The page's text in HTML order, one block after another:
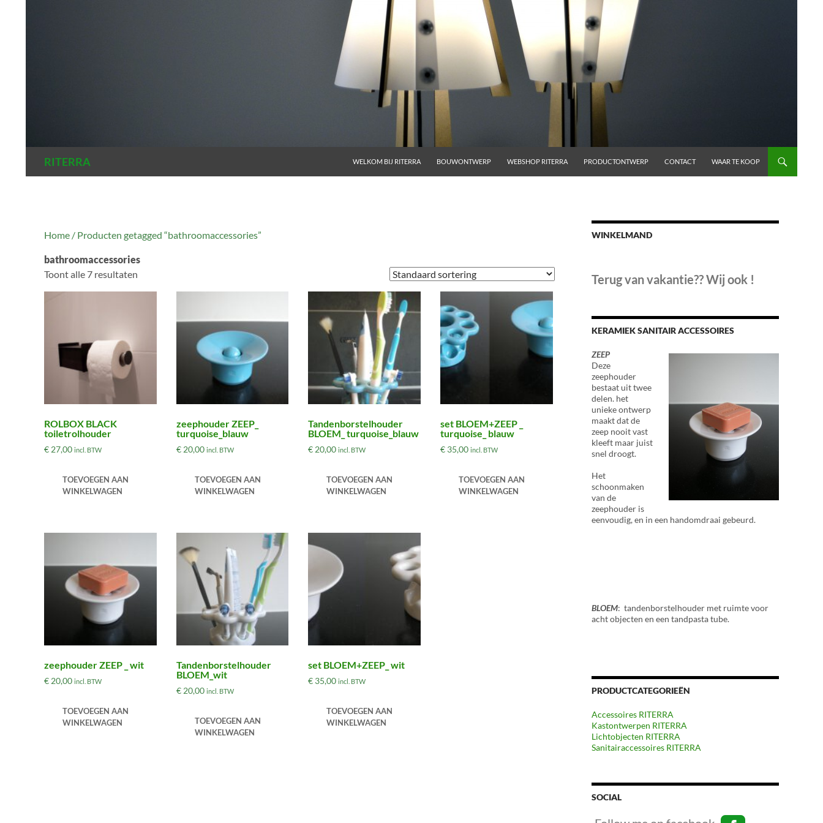
RITERRA
WELKOM BIJ RITERRA
BOUWONTWERP WEBSHOP RITERRA PRODUCTONTWERP CONTACT WAAR TE KOOP
Home / Producten getagged “bathroomaccessories”
bathroomaccessories
Toont alle 7 resultaten
ROLBOX BLACK
toiletrolhouder
€ 27,00 incl. BTW
TOEVOEGEN AAN
WINKELWAGEN
zeephouder ZEEP_
turquoise_blauw
€20,00 incl. BTW
TOEVOEGEN AAN
WINKELWAGEN
Tandenborstelhouder
BLOEM_ turquoise_blauw
€ 20,00 incl. BTW
TOEVOEGEN AAN
WINKELWAGEN
set BLOEM+ZEEP _
turquoise_ blauw
€35,00 incl. BTW
TOEVOEGEN AAN
WINKELWAGEN
zeephouder ZEEP _ wit
€ 20,00 incl. BTW
TOEVOEGEN AAN
WINKELWAGEN
Tandenborstelhouder
BLOEM_wit
€20,00 incl. BTW
TOEVOEGEN AAN
WINKELWAGEN
set BLOEM+ZEEP_ wit
€ 35,00 incl. BTW
TOEVOEGEN AAN
WINKELWAGEN
WINKELMAND
Terug van vakantie?? Wij ook !
KERAMIEK SANITAIR ACCESSOIRES
ZEEP
Deze
zeephouder
bestaat uit twee
delen. het
unieke ontwerp
maakt dat de
zeep nooit vast
kleeft maar juist
snel droogt.
Het
schoonmaken
van de
zeephouder is
eenvoudig, en in een handomdraai gebeurd.
BLOEM: tandenborstelhouder met ruimte voor
acht objecten en een tandpasta tube.
PRODUCTCATEGORIEËN
Accessoires RITERRA
Kastontwerpen RITERRA
Lichtobjecten RITERRA
Sanitairaccessoires RITERRA
SOCIAL